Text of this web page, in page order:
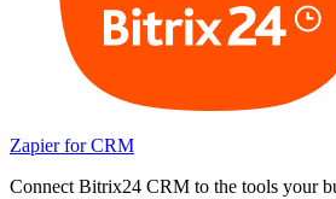
Zapier for CRM
Connect Bitrix24 CRM to the tools your